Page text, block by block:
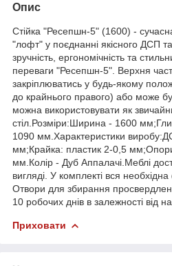
Опис
Стійка "Ресепшн-5" (1600) -
"лофт" у поєднанні якісного ДСП
зручність, ергономічність та
переваги "Ресепшн-5". Верхня
закріплюватись у будь-якому
до крайнього правого) або може
можна використовувати як
стіл.Розміри:Ширина - 1600
1090 мм.Характеристики
мм;Крайка: пластик 2-0,5
мм.Колір - Дуб Аппалачі.Меблі
вигляді. У комплекті вся
Отвори для збирання
10 робочих днів в залежності від
Приховати